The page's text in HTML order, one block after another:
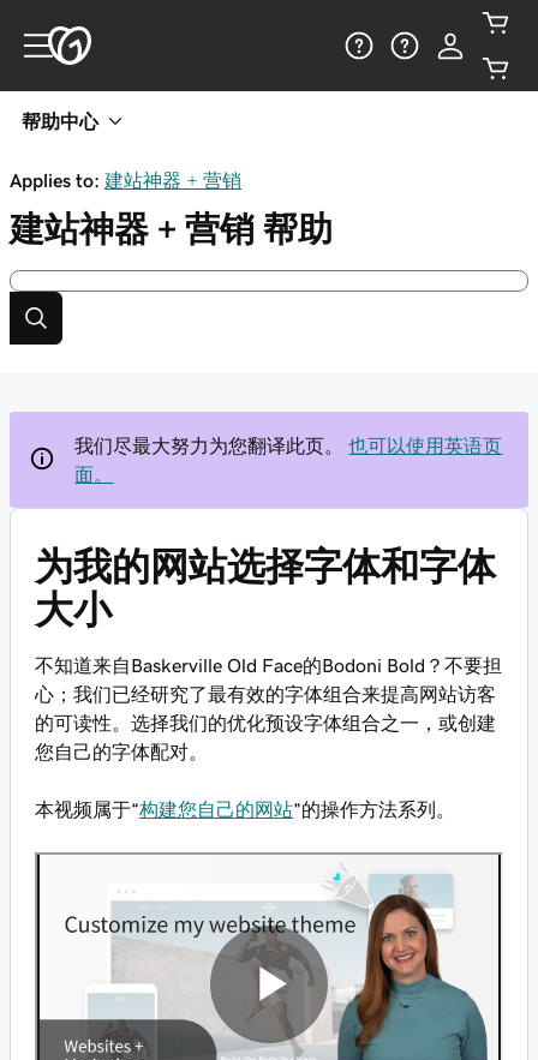
帮助中心
Applies to: 建站神器 + 营销
建站神器 + 营销 帮助
我们尽最大努力为您翻译此页。
也可以使用英语页
面。
为我的网站选择字体和字体
大小
不知道来自Baskerville Old Face的Bodoni Bold？不要担
心；我们已经研究了最有效的字体组合来提高网站访客
的可读性。选择我们的优化预设字体组合之一，或创建
您自己的字体配对。
本视频属于“构建您自己的网站”的操作方法系列。